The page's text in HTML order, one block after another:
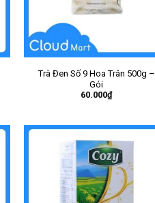
Trà Đen Số 9 Hoa Trân 500g –
Gói
60.000₫